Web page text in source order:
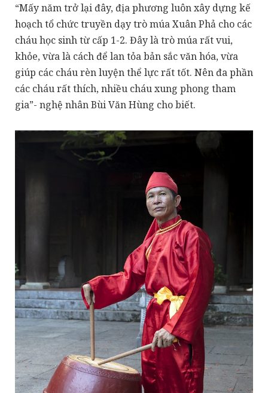
“Mấy năm trở lại đây, địa phương luôn xây dựng kế
hoạch tổ chức truyền dạy trò múa Xuân Phả cho các
cháu học sinh từ cấp 1-2. Đây là trò múa rất vui,
khỏe, vừa là cách để lan tỏa bản sắc văn hóa, vừa
giúp các cháu rèn luyện thể lực rất tốt. Nên đa phần
các cháu rất thích, nhiều cháu xung phong tham
gia”- nghệ nhân Bùi Văn Hùng cho biết.